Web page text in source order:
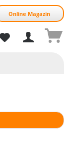
Online Magazin